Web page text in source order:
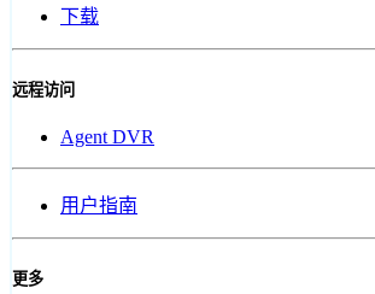
下载
远程访问
Agent DVR
用户指南
更多